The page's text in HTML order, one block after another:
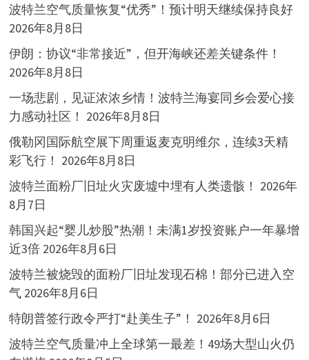
波特兰空气质量恢复“优秀”！预计明天继续保持良好
2026年8月8日
伊朗：协议“非常接近”，但开海峡还差关键条件！
2026年8月8日
一场悲剧，见证浓浓乡情！波特兰海宴同乡会爱心接
力感动社区！ 2026年8月8日
俄勒冈国际航空展下周重返麦克明维尔，连续3天精
彩飞行！ 2026年8月8日
波特兰面粉厂旧址火灾废墟中埋有人类遗骸！ 2026年
8月7日
韩国兴起“婴儿炒股”热潮！未满1岁投资账户一年暴增
近3倍 2026年8月6日
波特兰被烧毁的面粉厂旧址发现石棉！部分已进入空
气 2026年8月6日
特朗普签行政令严打“赴美生子”！ 2026年8月6日
波特兰空气质量冲上全球第一最差！49场大型山火仍